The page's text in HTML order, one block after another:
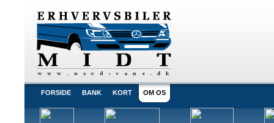
FORSIDE BANK KORT OM OS